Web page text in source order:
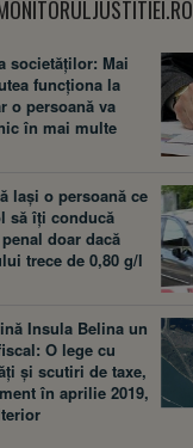
societăţilor: Mai
funcţiona la
o persoană va
în mai multe
laşi o persoană ce
să îţi conducă
doar dacă
trece de 0,80 g/l
Insula Belina un
O lege cu
şi scutiri de taxe,
în aprilie 2019,